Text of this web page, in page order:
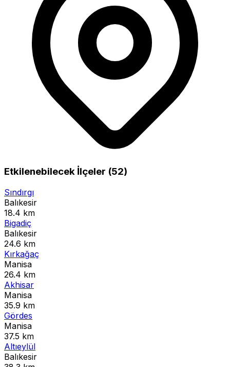
Etkilenebilecek İlçeler (52)
Sındırgı
Balıkesir
18.4 km
Bigadiç
Balıkesir
24.6 km
Kırkağaç
Manisa
26.4 km
Akhisar
Manisa
35.9 km
Gördes
Manisa
37.5 km
Altıeylül
Balıkesir